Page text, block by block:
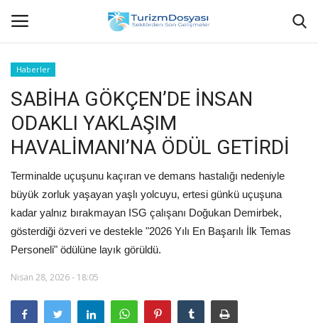
Anasayfa
Bize Ulaşın
Künye
Halil ÖNCÜ kimdir?
KVKK Aydınlatma Metni
Haberler
Görüntülü
Haberler
SABİHA GÖKÇEN’DE İNSAN
ODAKLI YAKLAŞIM
HAVALİMANI’NA ÖDÜL GETİRDİ
Terminalde uçuşunu kaçıran ve demans hastalığı nedeniyle
büyük zorluk yaşayan yaşlı yolcuyu, ertesi günkü uçuşuna
kadar yalnız bırakmayan ISG çalışanı Doğukan Demirbek,
gösterdiği özveri ve destekle "2026 Yılı En Başarılı İlk Temas
Personeli" ödülüne layık görüldü.
Nisan 28, 2026 - 18:05